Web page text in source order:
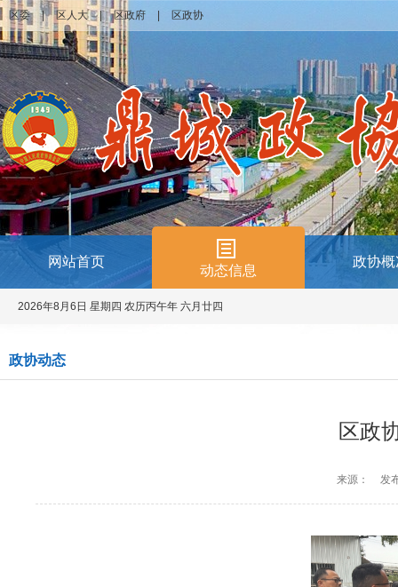
区委 | 区人大 区政府 区政协
网站首页
动态信息
政协概
2026年8月6日 星期四 农历丙午年 六月廿四
政协动态
区政
来源： 发